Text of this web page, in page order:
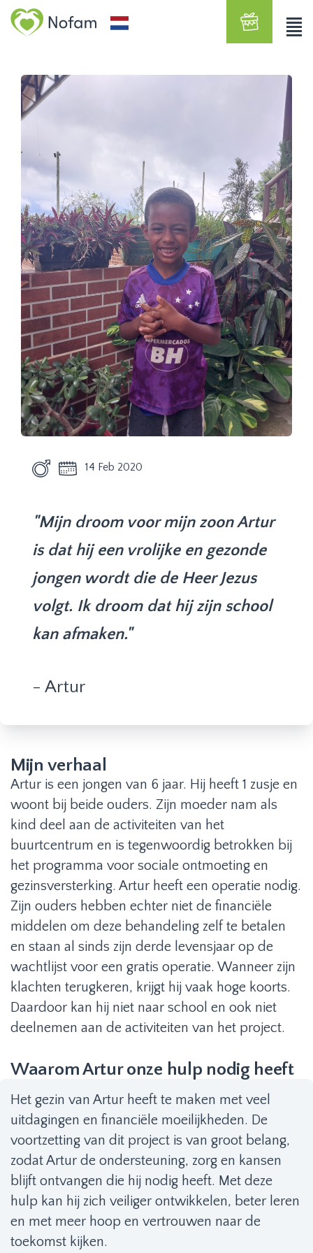
14 Feb 2020
"Mijn droom voor mijn zoon Artur
is dat hij een vrolijke en gezonde
jongen wordt die de Heer Jezus
volgt. Ik droom dat hij zijn school
kan afmaken."
- Artur
Mijn verhaal
Artur is een jongen van 6 jaar. Hij heeft 1 zusje en
woont bij beide ouders. Zijn moeder nam als
kind deel aan de activiteiten van het
buurtcentrum en is tegenwoordig betrokken bij
het programma voor sociale ontmoeting en
gezinsversterking. Artur heeft een operatie nodig.
Zijn ouders hebben echter niet de financiële
middelen om deze behandeling zelf te betalen
en staan al sinds zijn derde levensjaar op de
wachtlijst voor een gratis operatie. Wanneer zijn
klachten terugkeren, krijgt hij vaak hoge koorts.
Daardoor kan hij niet naar school en ook niet
deelnemen aan de activiteiten van het project.
Waarom Artur onze hulp nodig heeft
Het gezin van Artur heeft te maken met veel
uitdagingen en financiële moeilijkheden. De
voortzetting van dit project is van groot belang,
zodat Artur de ondersteuning, zorg en kansen
blijft ontvangen die hij nodig heeft. Met deze
hulp kan hij zich veiliger ontwikkelen, beter leren
en met meer hoop en vertrouwen naar de
toekomst kijken.